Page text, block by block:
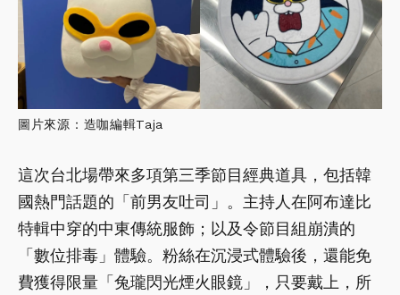
圖片來源：造咖編輯Taja
這次台北場帶來多項第三季節目經典道具，包括韓
國熱門話題的「前男友吐司」。主持人在阿布達比
特輯中穿的中東傳統服飾；以及令節目組崩潰的
「數位排毒」體驗。粉絲在沉浸式體驗後，還能免
費獲得限量「兔瓏閃光煙火眼鏡」，只要戴上，所